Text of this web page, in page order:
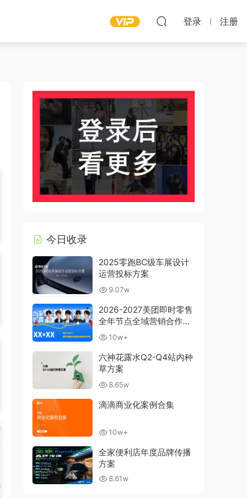
登录 注册
今日收录
2025零跑BC级车展设计
运营投标方案
9.07w
2026-2027美团即时零售
全年节点全域营销合作方
案 10w+
六神花露水Q2-Q4站内种
草方案
8.65w
滴滴商业化案例合集
10w+
全家便利店年度品牌传播
方案
8.61w